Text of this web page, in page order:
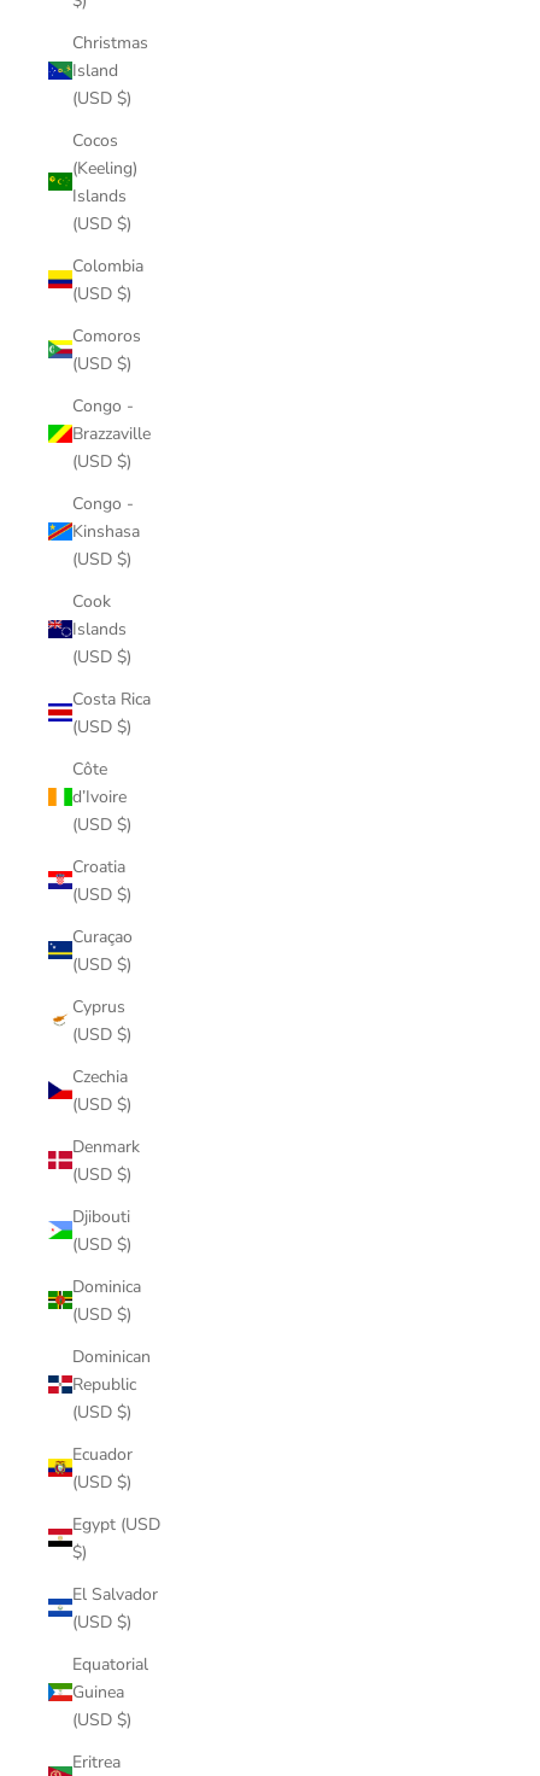
Christmas
Island
(USD $)
Cocos
(Keeling)
Islands
(USD $)
Colombia
(USD $)
Comoros
(USD $)
Congo -
Brazzaville
(USD $)
Congo -
Kinshasa
(USD $)
Cook
Islands
(USD $)
Costa Rica
(USD $)
Côte
d’Ivoire
(USD $)
Croatia
(USD $)
Curaçao
(USD $)
Cyprus
(USD $)
Czechia
(USD $)
Denmark
(USD $)
Djibouti
(USD $)
Dominica
(USD $)
Dominican
Republic
(USD $)
Ecuador
(USD $)
Egypt (USD
$)
El Salvador
(USD $)
Equatorial
Guinea
(USD $)
Eritrea